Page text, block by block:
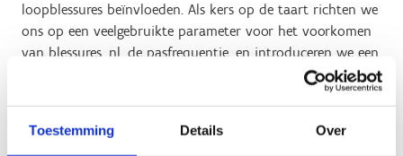
Toestemming Details Over
loopblessures beïnvloeden. Als kers op de taart richten we
ons op een veelgebruikte parameter voor het voorkomen
van blessures, nl. de pasfrequentie, en introduceren we een
opkomende parameter met aanzienlijk potentieel: duty